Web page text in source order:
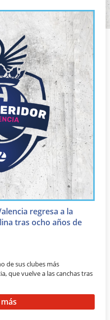
regresa a la
tras ocho años de
de sus clubes más
que vuelve a las canchas tras